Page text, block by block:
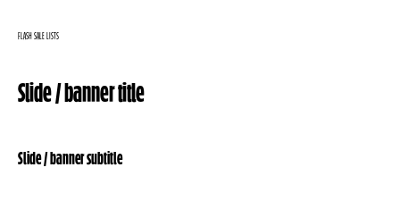
FLASH SALE LISTS
Slide / banner title
Slide / banner subtitle